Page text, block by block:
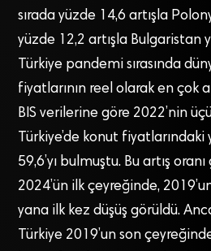
sırada yüzde 14,6 artışla
yüzde 12,2 artışla Bulgaristan
Türkiye pandemi sırasında
fiyatlarının reel olarak en çok
BIS verilerine göre 2022’nin
Türkiye’de konut fiyatlarındaki
59,6’yı bulmuştu. Bu artış
2024’ün ilk çeyreğinde,
yana ilk kez düşüş görüldü.
Türkiye 2019’un son